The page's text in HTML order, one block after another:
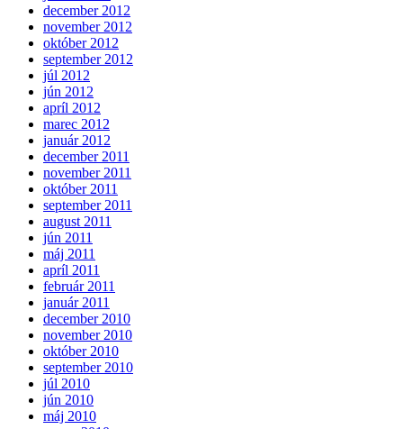
december 2012
november 2012
október 2012
september 2012
júl 2012
jún 2012
apríl 2012
marec 2012
január 2012
december 2011
november 2011
október 2011
september 2011
august 2011
jún 2011
máj 2011
apríl 2011
február 2011
január 2011
december 2010
november 2010
október 2010
september 2010
júl 2010
jún 2010
máj 2010